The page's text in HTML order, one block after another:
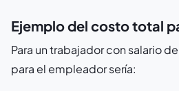
Ejemplo del costo total
Para un trabajador con salario
para el empleador sería: